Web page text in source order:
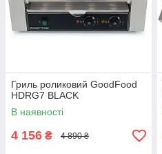
Гриль роликовий GoodFood
HDRG7 BLACK
В наявності
4 156 ₴ 4 890 ₴